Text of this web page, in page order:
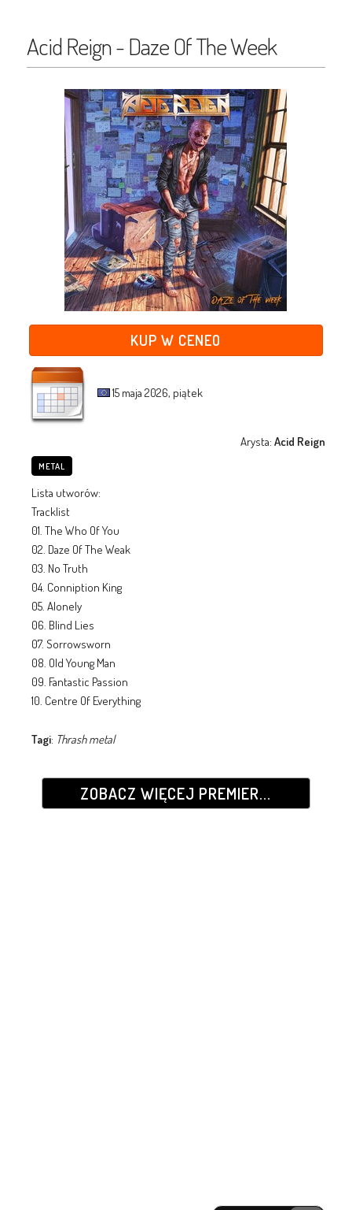
Acid Reign - Daze Of The Week
KUP W CENEO
15 maja 2026, piątek
Arysta:Acid Reign
METAL
Lista utworów:
Tracklist
01. The Who Of You
02. Daze Of The Weak
03. No Truth
04. Conniption King
05. Alonely
06. Blind Lies
07. Sorrowsworn
08. Old Young Man
09. Fantastic Passion
10. Centre Of Everything
Tagi: Thrash metal
ZOBACZ WIĘCEJ PREMIER...